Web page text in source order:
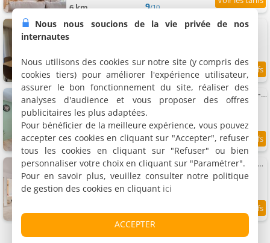
6 km 9/10
T3 des écorchats
6 km 9.1/10
Appartement L'Escale charmante & cosy - T2 - Montluel
Appartement, 35 m²
2 personnes, 1 chambre, 1 salle de bains
6 km 8.8
Appartement L'Escapade en sable doré - T3 - Montluel
Appartement, 45 m²
4 personnes, 2 chambres, 1 salle de bains
6 km 9.1/10
Nous nous soucions de la vie privée de nos
internautes
Nous utilisons des cookies sur notre site (y compris des
cookies tiers) pour améliorer l'expérience utilisateur,
assurer le bon fonctionnement du site, réaliser des
analyses d'audience et vous proposer des offres
publicitaires les plus adaptées.
Pour bénéficier de la meilleure expérience, vous pouvez
accepter ces cookies en cliquant sur "Accepter", refuser
tous les cookies en cliquant sur "Refuser" ou bien
personnaliser votre choix en cliquant sur "Paramétrer".
Pour en savoir plus, veuillez consulter notre politique
de gestion des cookies en cliquant ici
ACCEPTER